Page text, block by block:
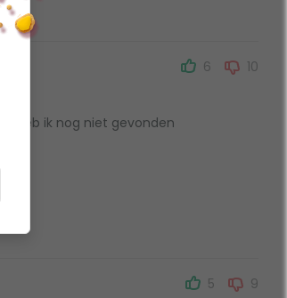
6 10
Die heb ik nog niet gevonden
5 9